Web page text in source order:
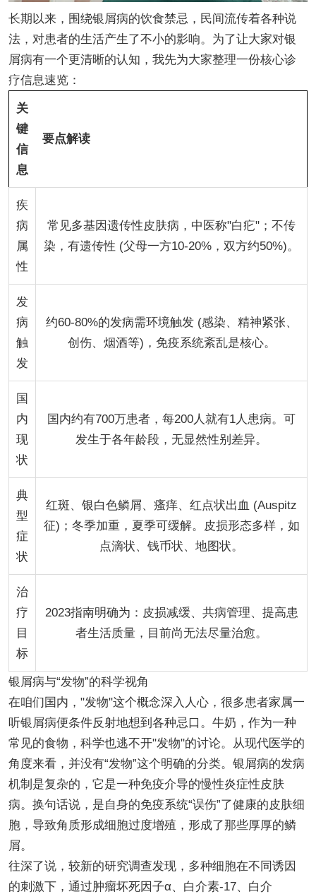
长期以来，围绕银屑病的饮食禁忌，民间流传着各种说
法，对患者的生活产生了不小的影响。为了让大家对银
屑病有一个更清晰的认知，我先为大家整理一份核心诊
疗信息速览：
关
键
信
息
要点解读
疾
病
属
性
常见多基因遗传性皮肤病，中医称"白疕"；不传
染，有遗传性 (父母一方10-20%，双方约50%)。
发
病
触
发
约60-80%的发病需环境触发 (感染、精神紧张、
创伤、烟酒等)，免疫系统紊乱是核心。
国
内
现
状
国内约有700万患者，每200人就有1人患病。可
发生于各年龄段，无显然性别差异。
典
型
症
状
红斑、银白色鳞屑、瘙痒、红点状出血 (Auspitz
征)；冬季加重，夏季可缓解。皮损形态多样，如
点滴状、钱币状、地图状。
治
疗
目
标
2023指南明确为：皮损减缓、共病管理、提高患
者生活质量，目前尚无法尽量治愈。
银屑病与“发物”的科学视角
在咱们国内，"发物"这个概念深入人心，很多患者家属一
听银屑病便条件反射地想到各种忌口。牛奶，作为一种
常见的食物，科学也逃不开"发物"的讨论。从现代医学的
角度来看，并没有“发物”这个明确的分类。银屑病的发病
机制是复杂的，它是一种免疫介导的慢性炎症性皮肤
病。换句话说，是自身的免疫系统“误伤”了健康的皮肤细
胞，导致角质形成细胞过度增殖，形成了那些厚厚的鳞
屑。
往深了说，较新的研究调查发现，多种细胞在不同诱因
的刺激下，通过肿瘤坏死因子α、白介素-17、白介